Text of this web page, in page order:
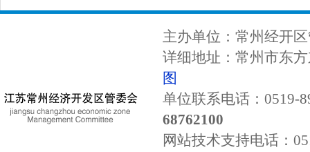
主办单位：常州经开
详细地址：常州市东
图
单位联系电话：0519-
68762100
网站技术支持电话：